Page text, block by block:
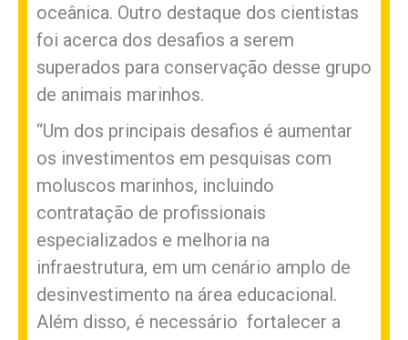
oceânica. Outro destaque dos cientistas
foi acerca dos desafios a serem
superados para conservação desse grupo
de animais marinhos.
“Um dos principais desafios é aumentar
os investimentos em pesquisas com
moluscos marinhos, incluindo
contratação de profissionais
especializados e melhoria na
infraestrutura, em um cenário amplo de
desinvestimento na área educacional.
Além disso, é necessário fortalecer a